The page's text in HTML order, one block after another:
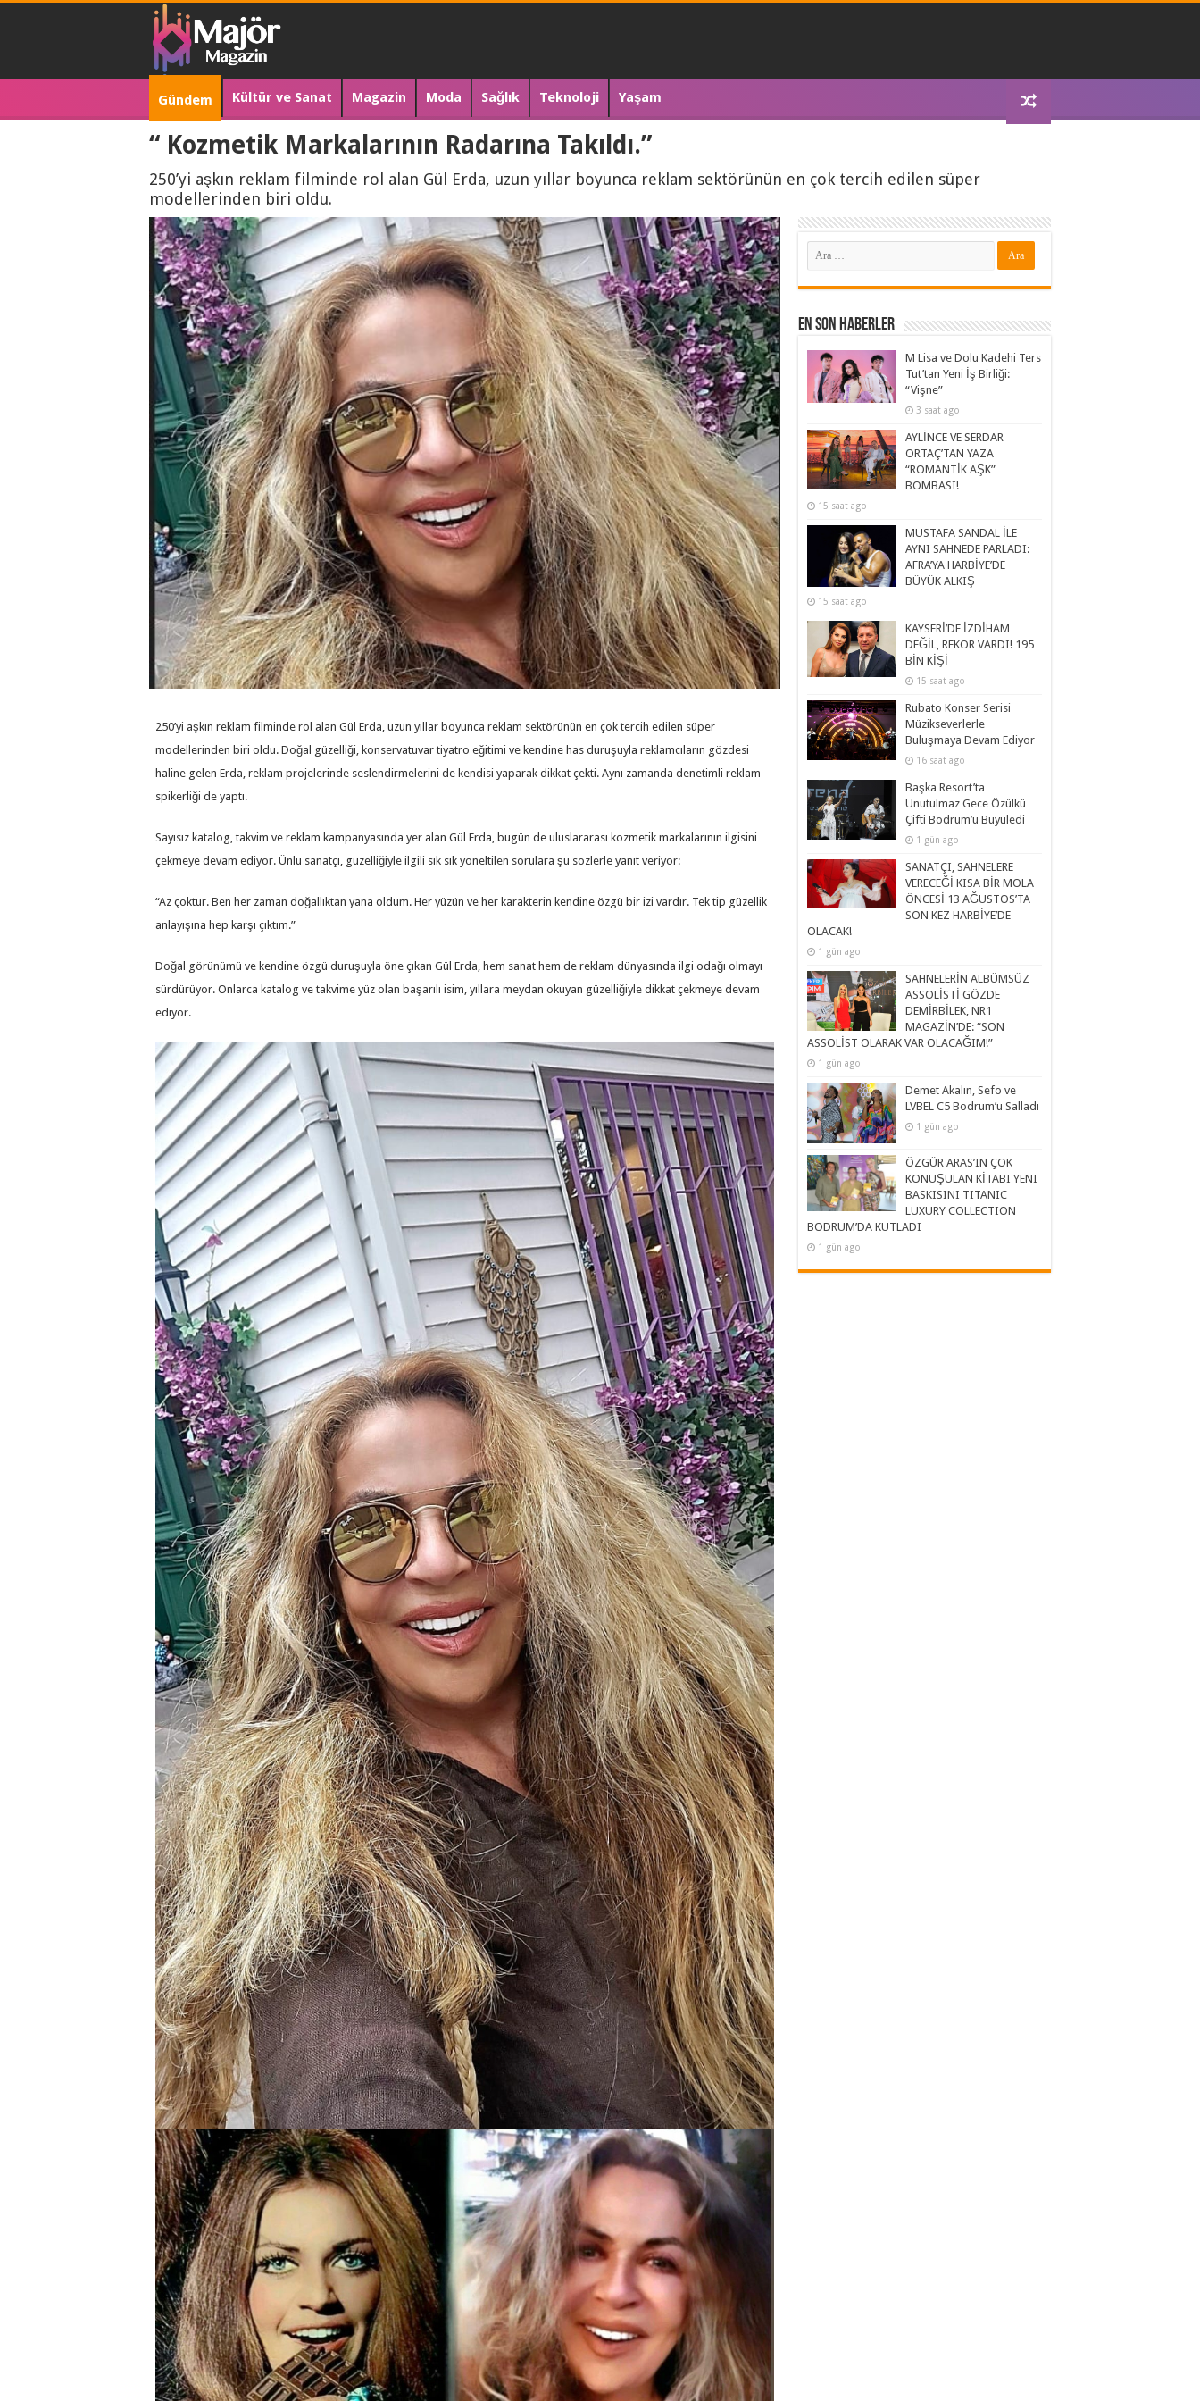
Gündem Kültür ve Sanat Magazin Moda Sağlık Teknoloji Yaşam
“ Kozmetik Markalarının Radarına Takıldı.”
250’yi aşkın reklam filminde rol alan Gül Erda, uzun yıllar boyunca reklam sektörünün en çok tercih edilen süper
modellerinden biri oldu.
250’yi aşkın reklam filminde rol alan Gül Erda, uzun yıllar boyunca reklam sektörünün en çok tercih edilen süper
modellerinden biri oldu. Doğal güzelliği, konservatuvar tiyatro eğitimi ve kendine has duruşuyla reklamcıların gözdesi
haline gelen Erda, reklam projelerinde seslendirmelerini de kendisi yaparak dikkat çekti. Aynı zamanda denetimli reklam
spikerliği de yaptı.
Sayısız katalog, takvim ve reklam kampanyasında yer alan Gül Erda, bugün de uluslararası kozmetik markalarının ilgisini
çekmeye devam ediyor. Ünlü sanatçı, güzelliğiyle ilgili sık sık yöneltilen sorulara şu sözlerle yanıt veriyor:
“Az çoktur. Ben her zaman doğallıktan yana oldum. Her yüzün ve her karakterin kendine özgü bir izi vardır. Tek tip güzellik
anlayışına hep karşı çıktım.”
Doğal görünümü ve kendine özgü duruşuyla öne çıkan Gül Erda, hem sanat hem de reklam dünyasında ilgi odağı olmayı
sürdürüyor. Onlarca katalog ve takvime yüz olan başarılı isim, yıllara meydan okuyan güzelliğiyle dikkat çekmeye devam
ediyor.
En Son Haberler
M Lisa ve Dolu Kadehi Ters
Tut’tan Yeni İş Birliği:
“Vişne”
3 saat ago
AYLİNCE VE SERDAR
ORTAÇ’TAN YAZA
“ROMANTİK AŞK”
BOMBASI!
15 saat ago
MUSTAFA SANDAL İLE
AYNI SAHNEDE PARLADI:
AFRA’YA HARBİYE’DE
BÜYÜK ALKIŞ
15 saat ago
KAYSERİ’DE İZDİHAM
DEĞİL, REKOR VARDI! 195
BİN KİŞİ
15 saat ago
Rubato Konser Serisi
Müzikseverlerle
Buluşmaya Devam Ediyor
16 saat ago
Başka Resort’ta
Unutulmaz Gece Özülkü
Çifti Bodrum’u Büyüledi
1 gün ago
SANATÇI, SAHNELERE
VERECEĞİ KISA BİR MOLA
ÖNCESİ 13 AĞUSTOS’TA
SON KEZ HARBİYE’DE
OLACAK!
1 gün ago
SAHNELERİN ALBÜMSÜZ
ASSOLİSTİ GÖZDE
DEMİRBİLEK, NR1
MAGAZİN’DE: “SON
ASSOLİST OLARAK VAR OLACAĞIM!”
1 gün ago
Demet Akalın, Sefo ve
LVBEL C5 Bodrum’u Salladı
1 gün ago
ÖZGÜR ARAS’IN ÇOK
KONUŞULAN KİTABI YENI
BASKISINI TITANIC
LUXURY COLLECTION
BODRUM’DA KUTLADI
1 gün ago